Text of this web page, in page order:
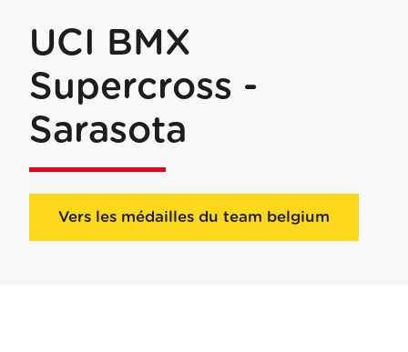
UCI BMX
Supercross -
Sarasota
Vers les médailles du team belgium